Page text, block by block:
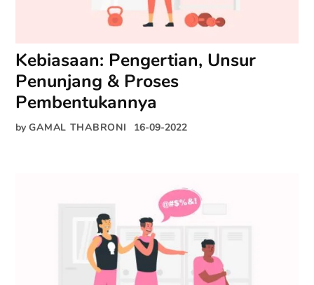
Kebiasaan: Pengertian, Unsur
Penunjang & Proses
Pembentukannya
by GAMAL THABRONI 16-09-2022